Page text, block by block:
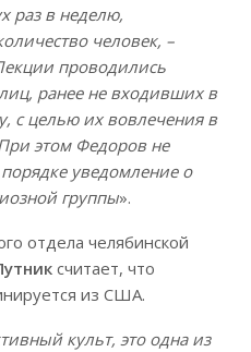
раз в неделю,
человек, –
проводились
ранее не входивших в
с целью их вовлечения в
этом Федоров не
уведомление о
группы».
отдела челябинской
считает, что
из США.
культ, это одна из